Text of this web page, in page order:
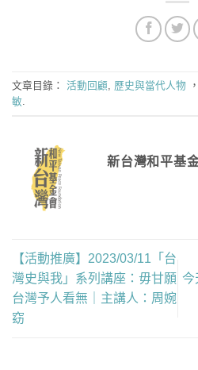
文章目錄： 活動回顧 歷史與當代人物
敏
新台灣和平基
【活動推廣】2023/03/11「台
灣史與我」系列講座：毋甘願
台灣予人看無｜主講人：周婉
窈
今